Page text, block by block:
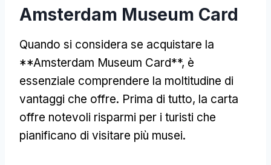
Amsterdam Museum Card
Quando si considera se acquistare la
**Amsterdam Museum Card**, è
essenziale comprendere la moltitudine di
vantaggi che offre. Prima di tutto, la carta
offre notevoli risparmi per i turisti che
pianificano di visitare più musei.